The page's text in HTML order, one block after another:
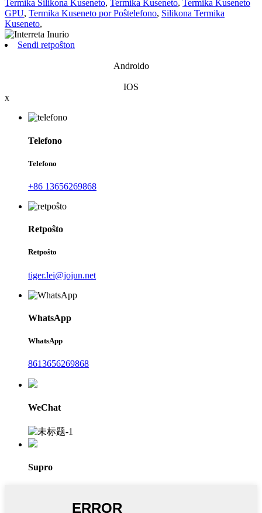
Termika Silikona Kuseneto, Termika Kuseneto, Termika Kuseneto
GPU, Termika Kuseneto por Poŝtelefono, Silikona Termika
Kuseneto,
Sendi retpoŝton
Androido
IOS
x
Telefono
Telefono
+86 13656269868
Retpoŝto
Retpoŝto
tiger.lei@jojun.net
WhatsApp
WhatsApp
8613656269868
WeChat
Supro